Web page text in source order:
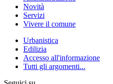
Novità
Servizi
Vivere il comune
Urbanistica
Edilizia
Accesso all'informazione
Tutti gli argomenti...